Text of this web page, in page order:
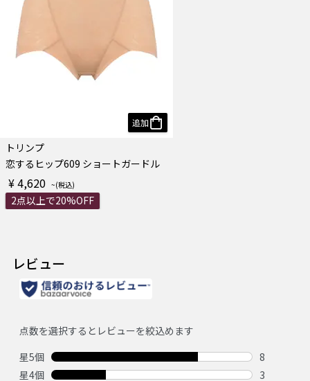
追加
トリンプ
恋するヒップ609 ショートガードル
¥ 4,620
2点以上で20%OFF